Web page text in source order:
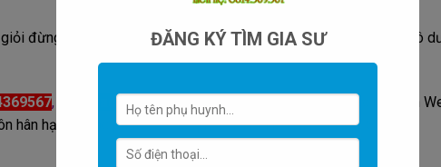
đừng ngại liên hệ với chúng tôi bằng cách để lại thông tin vào ô
, Chat facebook Chat zalo
bằng cách ấn vào các nút trên
hân hạnh được phục vụ các quý vị PHỤ HUYNH và HỌC SINH.
ĐĂNG KÝ TÌM GIA SƯ